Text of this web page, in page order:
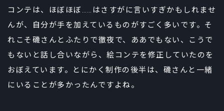
コンテは、ほぼほぼ……はさすがに言いすぎかもしれませ
んが、自分が手を加えているものがすごく多いです。そ
れこそ磯さんとふたりで徹夜で、ああでもない、こうで
もないと話し合いながら、絵コンテを修正していたのを
おぼえています。とにかく制作の後半は、磯さんと一緒
にいることが多かったんですよね。